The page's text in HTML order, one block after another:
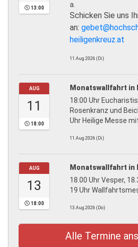
13:00
a.
Schicken Sie uns
an:
heiligenkreuz.at
11.Aug.2026 (Di)
AUG
11
18:00
Monatswallfahrt in
18:00 Uhr
Rosenkranz und
Uhr Heilige Messe
11.Aug.2026 (Di)
AUG
13
18:00
Monatswallfahrt in
18.00 Uhr Vesper,
19 Uhr
13.Aug.2026 (Do)
Alle Termine